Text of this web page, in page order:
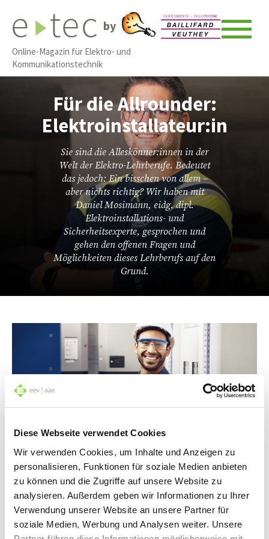
Diese Webseite verwendet Cookies
Wir verwenden Cookies, um Inhalte und Anzeigen zu
personalisieren, Funktionen für soziale Medien anbieten
zu können und die Zugriffe auf unsere Website zu
analysieren. Außerdem geben wir Informationen zu Ihrer
Verwendung unserer Website an unsere Partner für
soziale Medien, Werbung und Analysen weiter. Unsere
by
Online-Magazin für Elektro- und
Kommunikationstechnik
Für die Allrounder:
Elektroinstallateur:in
Sie sind die Alleskönner:innen in der
Welt der Elektro-Lehrberufe. Bedeutet
das jedoch: Ein bisschen von allem –
aber nichts richtig? Wir haben mit
Daniel Mosimann, eidg. dipl.
Elektroinstallations- und
Sicherheitsexperte, gesprochen und
gehen den offenen Fragen und
Möglichkeiten dieses Lehrberufs auf den
Grund.
Weiterkommen mit einem Elektro-Beruf
E-Berufe bieten nicht nur innovative Arbeitsfelder,
sondern auch die Chance, aktiv an der Gestaltung
technischer Zukunftslösungen mitzuwirken.
Berufseinsteiger und erfahrene Fachkräfte profitieren
gleichermassen von einer starken Nachfrage auf dem
Arbeitsmarkt. Karriereaussichten? Top!